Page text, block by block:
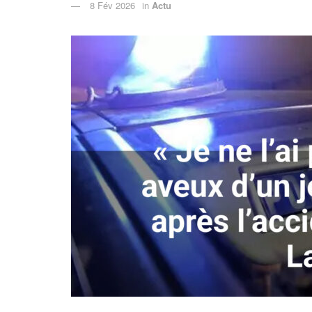
8 Fév 2026 in Actu